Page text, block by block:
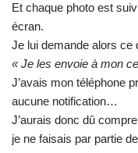
Et chaque photo est
écran.
Je lui demande alors ce
« Je les envoie à mon
J’avais mon téléphone
aucune notification…
J’aurais donc dû
je ne faisais par partie